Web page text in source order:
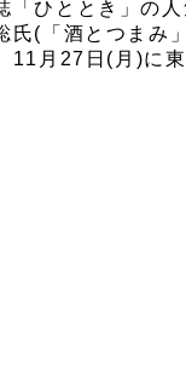
ひととき」の
氏(「酒とつまみ
11月27日(月)に